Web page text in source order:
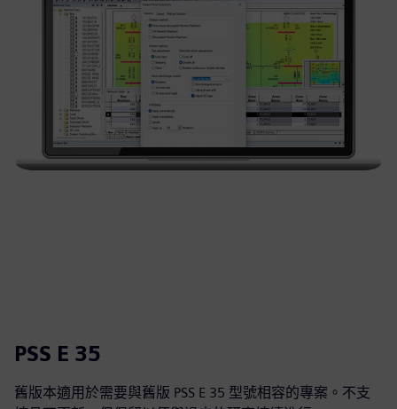
PSS E 35
舊版本適用於需要與舊版 PSS E 35 型號相容的專案。不支